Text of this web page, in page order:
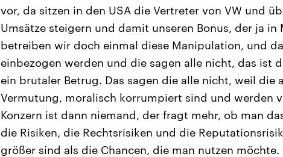
vor, da sitzen in den USA die Vertreter von VW und
Umsätze steigern und damit unseren Bonus, der ja
betreiben wir doch einmal diese Manipulation, und
einbezogen werden und die sagen alle nicht, das ist
ein brutaler Betrug. Das sagen die alle nicht, weil die
Vermutung, moralisch korrumpiert sind und werden
Konzern ist dann niemand, der fragt mehr, ob man
die Risiken, die Rechtsrisiken und die
größer sind als die Chancen, die man nutzen